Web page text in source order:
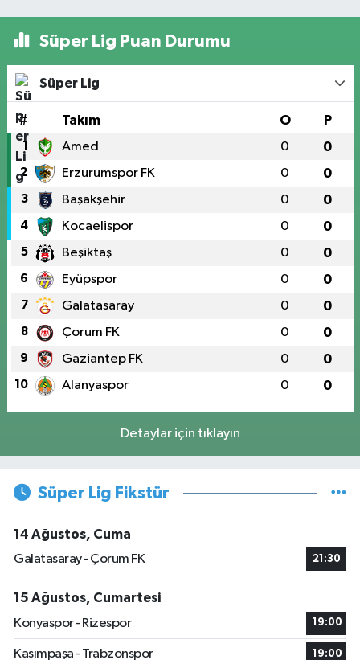
Süper Lig Puan Durumu
Süper Lig
# Takım O P
1 Amed 0 0
2 Erzurumspor FK 0 0
3 Başakşehir 0 0
4 Kocaelispor 0 0
5 Beşiktaş 0 0
6 Eyüpspor 0 0
7 Galatasaray 0 0
8 Çorum FK 0 0
9 Gaziantep FK 0 0
10 Alanyaspor 0 0
Detaylar için tıklayın
Süper Lig Fikstür
14 Ağustos, Cuma
Galatasaray - Çorum FK
21:30
15 Ağustos, Cumartesi
Konyaspor - Rizespor
19:00
Kasımpaşa - Trabzonspor 19:00